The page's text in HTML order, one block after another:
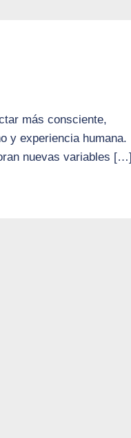
más consciente,
y experiencia humana.
nuevas variables […]